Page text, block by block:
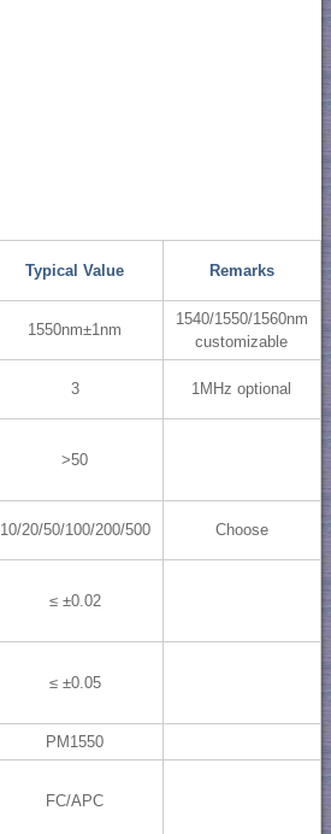
Typical Value Remarks
1550nm±1nm
1540/1550/1560nm
customizable
3 1MHz optional
>50
10/20/50/100/200/500 Choose
≤ ±0.02
≤ ±0.05
PM1550
FC/APC